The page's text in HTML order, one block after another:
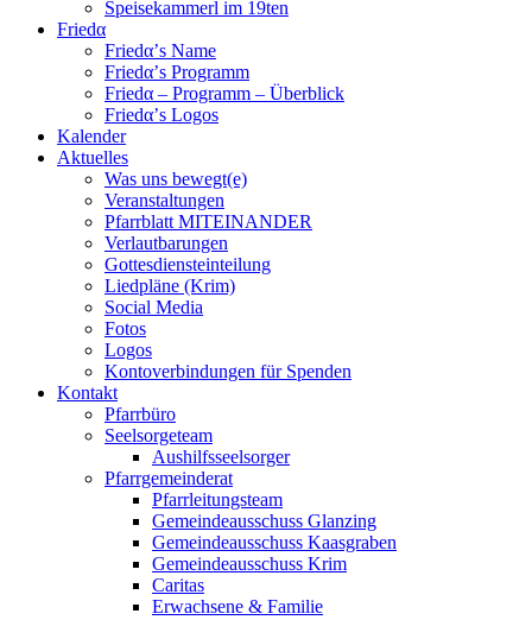
Speisekammerl im 19ten
Friedα
Friedα’s Name
Friedα’s Programm
Friedα – Programm – Überblick
Friedα’s Logos
Kalender
Aktuelles
Was uns bewegt(e)
Veranstaltungen
Pfarrblatt MITEINANDER
Verlautbarungen
Gottesdiensteinteilung
Liedpläne (Krim)
Social Media
Fotos
Logos
Kontoverbindungen für Spenden
Kontakt
Pfarrbüro
Seelsorgeteam
Aushilfsseelsorger
Pfarrgemeinderat
Pfarrleitungsteam
Gemeindeausschuss Glanzing
Gemeindeausschuss Kaasgraben
Gemeindeausschuss Krim
Caritas
Erwachsene & Familie